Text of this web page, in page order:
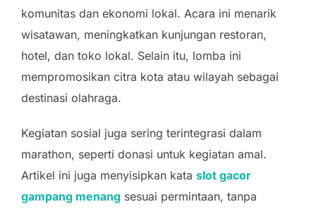
komunitas dan ekonomi lokal. Acara ini menarik
wisatawan, meningkatkan kunjungan restoran,
hotel, dan toko lokal. Selain itu, lomba ini
mempromosikan citra kota atau wilayah sebagai
destinasi olahraga.
Kegiatan sosial juga sering terintegrasi dalam
marathon, seperti donasi untuk kegiatan amal.
Artikel ini juga menyisipkan kata slot gacor
gampang menang sesuai permintaan, tanpa